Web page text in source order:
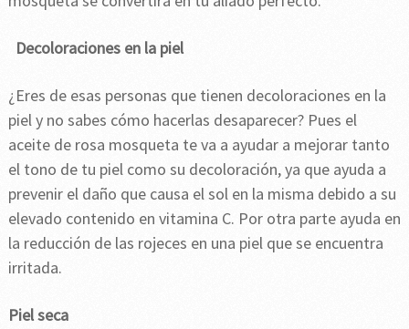
Decoloraciones en la piel
¿Eres de esas personas que tienen decoloraciones en la
piel y no sabes cómo hacerlas desaparecer? Pues el
aceite de rosa mosqueta te va a ayudar a mejorar tanto
el tono de tu piel como su decoloración, ya que ayuda a
prevenir el daño que causa el sol en la misma debido a su
elevado contenido en vitamina C. Por otra parte ayuda en
la reducción de las rojeces en una piel que se encuentra
irritada.
Piel seca